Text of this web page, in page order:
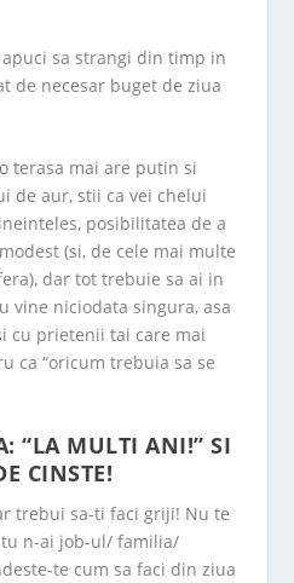
sa strangi din timp in
de necesar buget de ziua
terasa mai are putin si
de aur, stii ca vei chelui
posibilitatea de a
(si, de cele mai multe
dar tot trebuie sa ai in
vine niciodata singura, asa
cu prietenii tai care mai
ca “oricum trebuia sa se
“LA MULTI ANI!” SI
CINSTE!
trebui sa-ti faci griji! Nu te
n-ai job-ul/ familia/
te cum sa faci din ziua